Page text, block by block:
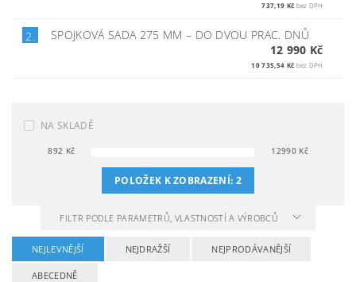
737,19 Kč bez DPH
2. SPOJKOVÁ SADA 275 MM – DO DVOU PRAC. DNŮ
12 990 Kč
10 735,54 Kč bez DPH
NA SKLADĚ
892 Kč 12990Kč
POLOŽEK K ZOBRAZENÍ: 2
FILTR PODLE PARAMETRŮ, VLASTNOSTÍ A VÝROBCŮ
NEJLEVNĚJŠÍ NEJDRAŽŠÍ NEJPRODÁVANĚJŠÍ
ABECEDNĚ